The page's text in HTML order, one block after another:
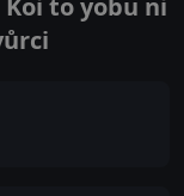
to yobu ni